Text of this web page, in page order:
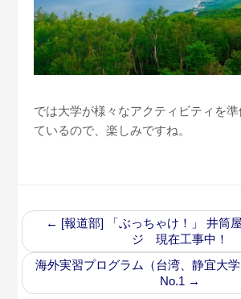
では大学が様々なアクティビティを
ているので、楽しみですね。
← [報道部] 「ぶっちゃけ！」 井筒
ジ 現在工事中！
海外実習プログラム（台湾、静宜大
No.1 →